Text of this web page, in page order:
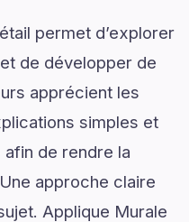
permet d’explorer
de développer de
apprécient les
simples et
de rendre la
approche claire
Applique Murale